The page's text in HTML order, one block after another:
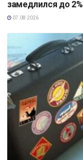
замедлился до 2%
07.08.2026